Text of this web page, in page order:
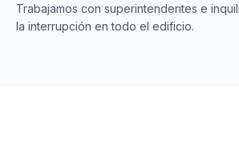
Trabajamos con superintendentes e
la interrupción en todo el edificio.